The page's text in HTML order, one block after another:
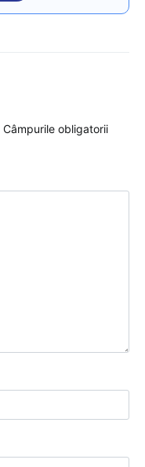
Câmpurile obligatorii